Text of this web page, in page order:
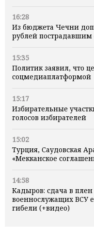
16:28
Из бюджета Чечни
рублей пострадавшим
15:35
Политик заявил, что
соцмедиаплатформой
15:17
Избирательные
голосов избирателей
15:02
Турция, Саудовская
«Мекканское
14:58
Кадыров: сдача в
военнослужащих ВСУ
гибели (+видео)